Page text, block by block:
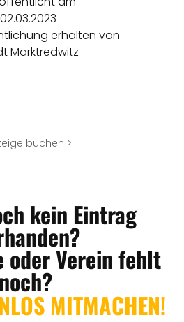
02.03.2023
erhalten von
Marktredwitz
buchen >
kein Eintrag
oder Verein fehlt
MITMACHEN!